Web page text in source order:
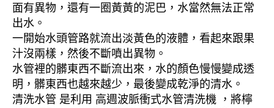
面有異物，還有一圈黃黃的泥巴，水當然無法正常
出水。
一開始水頭管路就流出淡黃色的液體，看起來跟果
汁沒兩樣，然後不斷噴出異物。
水管裡的髒東西不斷流出來，水的顏色慢慢變成透
明，髒東西也越來越少，最後變成乾淨的清水。
清洗水管 是利用 高週波脈衝式水管清洗機 ，將檸